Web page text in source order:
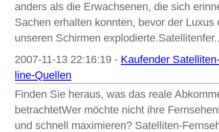
anders als die Erwachsenen, die sich
Sachen erhalten konnten, bevor der
unseren Schirmen
2007-11-13 22:16:19 - Kaufender
line-Quellen
Finden Sie heraus, was das reale
betrachtetWer möchte nicht ihre
und schnell maximieren? Satelliten-